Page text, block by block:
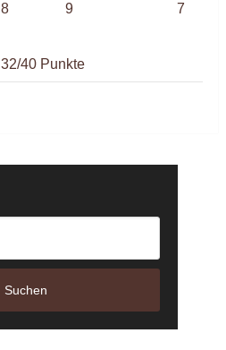
8 9 7
32/40 Punkte
Suchen